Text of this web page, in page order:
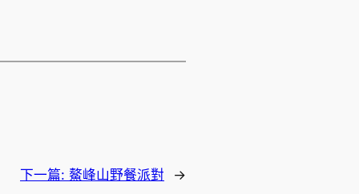
下一篇: 鰲峰山野餐派對 →